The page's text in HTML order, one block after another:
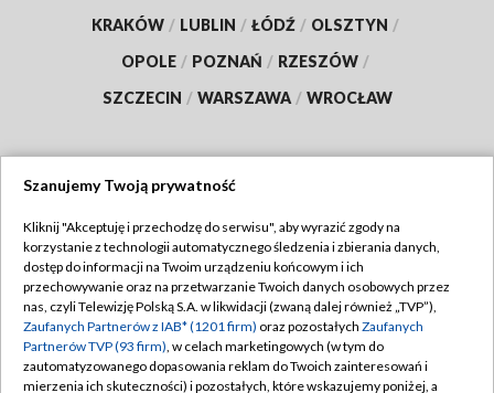
KRAKÓW / LUBLIN / ŁÓDŹ / OLSZTYN /
OPOLE / POZNAŃ / RZESZÓW /
SZCZECIN / WARSZAWA / WROCŁAW
TVP
Abonament TVP
Emisja w TVP
Centrum informacji TVP
Regulamin TVP
Polityka prywatności
Moje zgody
Szanujemy Twoją prywatność
Kliknij "Akceptuję i przechodzę do serwisu", aby wyrazić zgody na
korzystanie z technologii automatycznego śledzenia i zbierania danych,
dostęp do informacji na Twoim urządzeniu końcowym i ich
przechowywanie oraz na przetwarzanie Twoich danych osobowych przez
nas, czyli Telewizję Polską S.A. w likwidacji (zwaną dalej również „TVP”),
Zaufanych Partnerów z IAB* (1201 firm) oraz pozostałych Zaufanych
Partnerów TVP (93 firm), w celach marketingowych (w tym do
zautomatyzowanego dopasowania reklam do Twoich zainteresowań i
mierzenia ich skuteczności) i pozostałych, które wskazujemy poniżej, a